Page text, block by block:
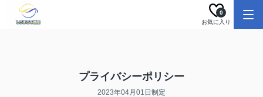
お気に入り
0
プライバシーポリシー
2023年04月01日制定